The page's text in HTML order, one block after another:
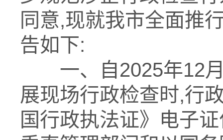
同意,现就我市全面推
告如下:
一、自2025年12
展现场行政检查时,行
国行政执法证》电子